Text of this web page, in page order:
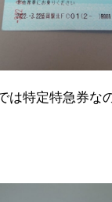
は特定特急券な